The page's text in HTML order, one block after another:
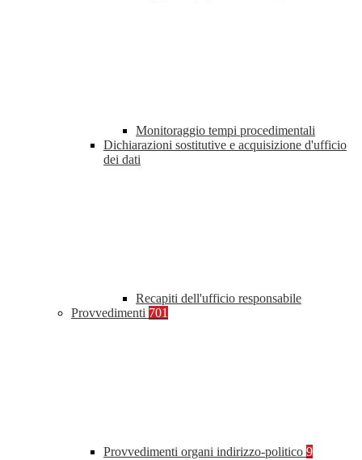
Monitoraggio tempi procedimentali
Dichiarazioni sostitutive e acquisizione d'ufficio
dei dati
Recapiti dell'ufficio responsabile
Provvedimenti 701
Provvedimenti organi indirizzo-politico 9